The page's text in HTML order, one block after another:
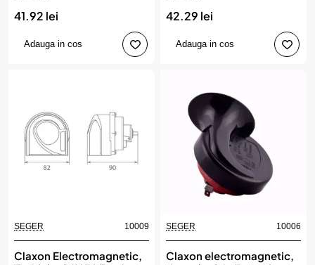
41.92 lei
Adauga in cos
42.29 lei
Adauga in cos
SEGER 10009
Claxon Electromagnetic,
SEGER 10006
Claxon electromagnetic,